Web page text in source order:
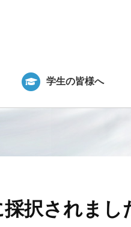
学生の皆様へ
択されまし